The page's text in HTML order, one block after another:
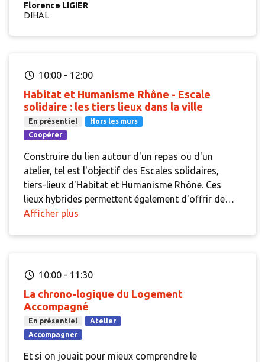
porteur unique, groupements ou GIP, les
possible d'identifier un modèle préférentiel?
s'assurer d'une visibilisation et d'une
connaissance des réponses apportées par notre
secteur ?
Florence LIGIER
DIHAL
10:00 - 12:00
Habitat et Humanisme Rhône - Escale
solidaire : les tiers lieux dans la ville
En présentiel
Hors les murs
Coopérer
Construire du lien autour d'un repas ou d'un
atelier, tel est l'objectif des Escales solidaires,
tiers-lieux d'Habitat et Humanisme Rhône. Ces
lieux hybrides permettent également d'offrir de
nouveaux espaces de participation et
modèle, ses atouts et les enjeux pour un
Afficher plus
10:00 - 11:30
La chrono-logique du Logement
Accompagné
En présentiel
Atelier
Accompagner
Et si on jouait pour mieux comprendre le